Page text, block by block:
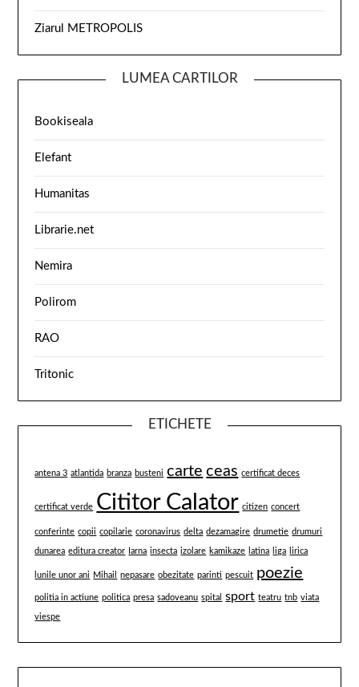
Ziarul METROPOLIS
LUMEA CARTILOR
Bookiseala
Elefant
Humanitas
Librarie.net
Nemira
Polirom
RAO
Tritonic
ETICHETE
antena 3 atlantida branza busteni carte ceas certificat deces
certificat verde Cititor Calator citizen concert
conferinte copii copilarie coronavirus delta dezamagire drumetie drumuri
dunarea editura creator Iarna insecta izolare kamikaze latina liga lirica
lunile unor ani Mihail nepasare obezitate parinti pescuit poezie
politia in actiune politica presa sadoveanu spital sport teatru tnb viata
viespe